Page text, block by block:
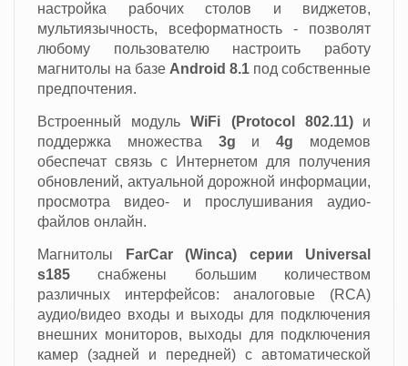
настройка рабочих столов и виджетов,
мультиязычность, всеформатность - позволят
любому пользователю настроить работу
магнитолы на базе Android 8.1 под собственные
предпочтения.
Встроенный модульWiFi (Protocol 802.11)
и
поддержка множества 3g и4g модемов
обеспечат связь с Интернетом для получения
обновлений, актуальной дорожной информации,
просмотра видео- и прослушивания аудио-
файлов онлайн.
Магнитолы FarCar (Winca) серии Universal
s185 снабжены большим количеством
различных интерфейсов: аналоговые (RCA)
аудио/видео входы и выходы для подключения
внешних мониторов, выходы для подключения
камер (задней и передней) с автоматической